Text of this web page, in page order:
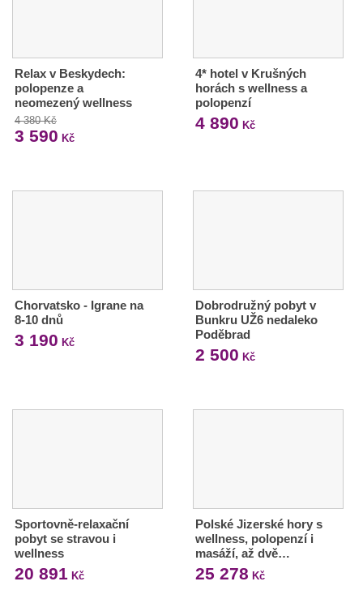
Relax v Beskydech:
polopenze a
neomezený wellness
4 380 Kč
3 590 Kč
4* hotel v Krušných
horách s wellness a
polopenzí
4 890 Kč
Chorvatsko - Igrane na
8-10 dnů
3 190 Kč
Dobrodružný pobyt v
Bunkru UŽ6 nedaleko
Poděbrad
2 500 Kč
Sportovně-relaxační
pobyt se stravou i
wellness
20 891 Kč
Polské Jizerské hory s
wellness, polopenzí i
masáží, až dvě…
25 278 Kč